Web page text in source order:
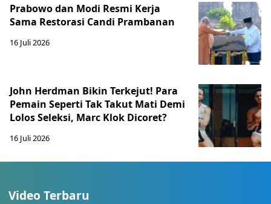
Prabowo dan Modi Resmi Kerja
Sama Restorasi Candi Prambanan
16 Juli 2026
John Herdman Bikin Terkejut! Para
Pemain Seperti Tak Takut Mati Demi
Lolos Seleksi, Marc Klok Dicoret?
16 Juli 2026
Video Terbaru